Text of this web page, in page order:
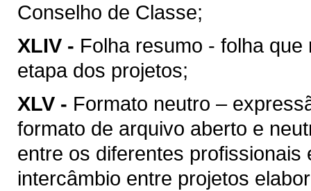
Conselho de Classe;
XLIV - Folha resumo - folha
etapa dos projetos;
XLV - Formato neutro –
formato de arquivo aberto e
entre os diferentes
intercâmbio entre projetos